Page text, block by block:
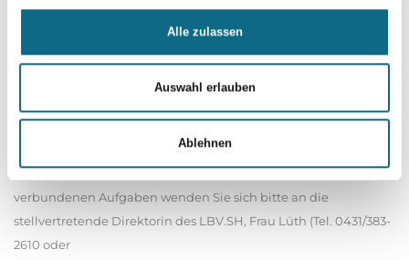
Alle zulassen
Auswahl erlauben
Ablehnen
Bewerbungsverfahrens auf der Grundlage des § 85 Absatz 1 des
Landesbeamtengesetzes und § 15 Absatz 1 des
Landesdatenschutzgesetzes verarbeitet. Weitere Informationen
können Sie unseren Datenschutzbestimmungen entnehmen.
Bei fachlichen Fragen zum Anforderungsprofil und den damit
verbundenen Aufgaben wenden Sie sich bitte an die
stellvertretende Direktorin des LBV.SH, Frau Lüth (Tel. 0431/383-
2610 oder